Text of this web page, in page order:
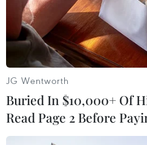
Phát biểu tại cuộc họp trực
nghị Trí tuệ Nhân tạo ở
biết ông tin tưởng rằng Tesla
công nghệ xe tự lái cấp độ 5.
JG Wentworth
Buried In $10,000+ Of
Read Page 2 Before